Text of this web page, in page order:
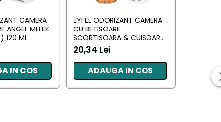
CAMERA
ANGEL MELEK
120 ML
IN COS
EYFEL ODORIZANT CAMERA
CU BETISOARE
SCORTISOARA & CUISOARE
120 ML
20,34 Lei
ADAUGA IN COS